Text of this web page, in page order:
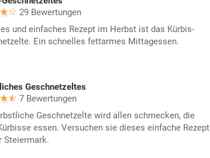
29 Bewertungen
und einfaches Rezept im Herbst ist das Kürbis-
Ein schnelles fettarmes Mittagessen.
Geschnetzeltes
7 Bewertungen
Geschnetzelte wird allen schmecken, die
essen. Versuchen sie dieses einfache Rezept
Steiermark.